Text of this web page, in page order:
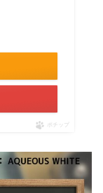
ポチップ